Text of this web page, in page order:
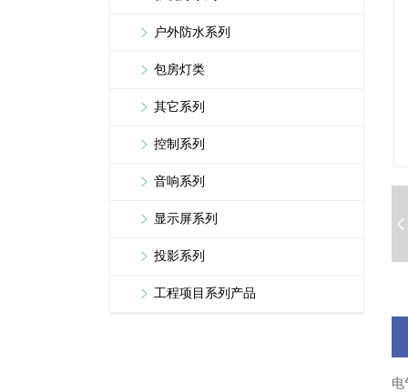
户外防水系列
包房灯类
其它系列
控制系列
音响系列
显示屏系列
投影系列
工程项目系列产品
电